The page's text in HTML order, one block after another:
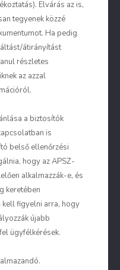
Elvárás az is,
tegyenek közzé
Ha pedig
átirányítást
részletes
az azzal
a biztosítók
is
belső ellenőrzési
hogy az APSZ-
alkalmazzák-e, és
keretében
figyelni arra, hogy
újabb
ügyfélkérések.